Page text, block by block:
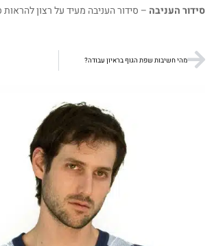
סידור העניבה – סידור העניבה מעיד על רצון
מהי חשיבות שפת הגוף בראיון עבודה?